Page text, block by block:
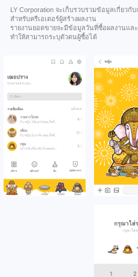
LY Corporation จะเก็บรวบรวมข้อมูลเกี่ยว
สำหรับครีเอเตอร์ผู้สร้างผลงาน
รายงานยอดขายจะมีข้อมูลวันที่ซื้อผลงานแล
ทำให้สามารถระบุตัวตนผู้ซื้อได้